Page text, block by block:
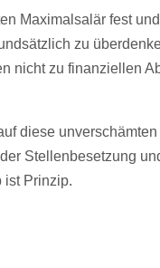
Maximalsalär fest
zu
nicht zu finanziellen
diese unverschämten
Stellenbesetzung
ist Prinzip.